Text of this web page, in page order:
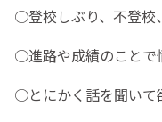
○登校しぶり、不登校
○進路や成績のことで
○とにかく話を聞いて